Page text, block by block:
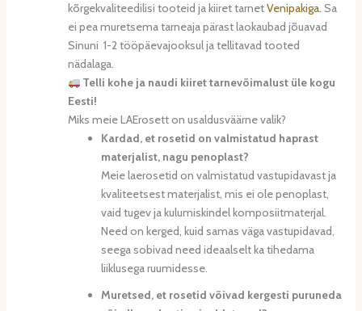
kõrgekvaliteedilisi tooteid ja kiiret tarnetVenipakiga. Sa
ei pea muretsema tarneaja pärast laokaubad jõuavad
Sinuni 1-2 tööpäevajooksul ja tellitavad tooted
nädalaga.
Telli kohe ja naudi kiiret tarnevõimalust üle kogu
Eesti!
Miks meie LAErosett on usaldusväärne valik?
Kardad, et rosetid on valmistatud haprast
materjalist, nagu penoplast?
Meie laerosetid on valmistatud vastupidavast ja
kvaliteetsest materjalist, mis ei ole penoplast,
vaid tugev ja kulumiskindel komposiitmaterjal.
Need on kerged, kuid samas väga vastupidavad,
seega sobivad need ideaalselt ka tihedama
liiklusega ruumidesse.
Muretsed, et rosetid võivad kergesti puruneda